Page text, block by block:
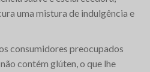
uma mistura de indulgência e
consumidores preocupados
contém glúten, o que lhe